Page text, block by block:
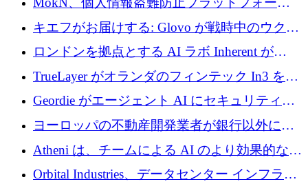
を奪還
の成長のためにシリーズ A で 1,500 万ドルを
調達
キエフがお届けする: Glovo が戦時中のウクラ
イナで最も急速に成長する市場の 1 つをどの
ように拡大したか
ロンドンを拠点とする AI ラボ Inherent が
5,000 万ドルの資金調達でステルスから浮上
TrueLayer がオランダのフィンテック In3 を買
収、チェックアウト時にクレジットを提供
Geordie がエージェント AI にセキュリティと
ガバナンスをもたらすために 3,000 万ドルを
ヨーロッパの不動産開発業者が銀行以外にも
目を向けているため、InRentoの資金調達額は
1億ユーロを突破
Atheni は、チームによる AI のより効果的な使
用を支援するために 35 万ポンドを確保
Orbital Industries、データセンター インフラス